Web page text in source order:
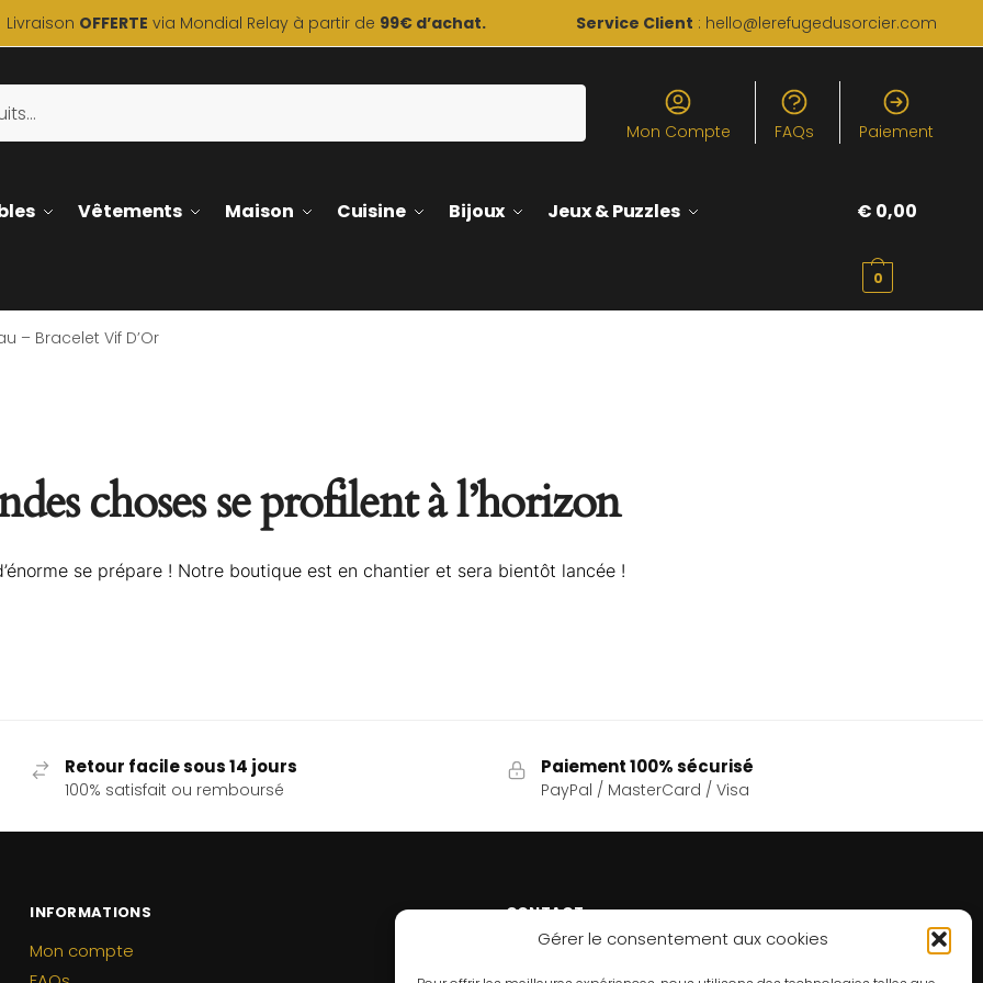
Gérer le consentement aux cookies
Livraison OFFERTE via Mondial Relay à partir de 99€ d’achat. Service Client : hello@lerefugedusorcier.com
Mon Compte FAQs Paiement
Vêtements Maison Cuisine Bijoux Jeux & Puzzles € 0,00
0
– Bracelet Vif D’Or
choses se profilent à l’horizon
se prépare ! Notre boutique est en chantier et sera bientôt lancée !
Retour facile sous 14 jours
100% satisfait ou remboursé
Paiement 100% sécurisé
PayPal / MasterCard / Visa
INFORMATIONS
Mon compte
CONTACT
Un problème ? Une question ? Le Refuge du Sorcier™
est à votre disposition 7j/7 et 24h/24.